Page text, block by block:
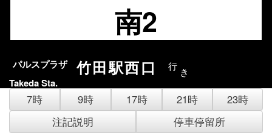
南2
パルスプラザ 竹田駅西口 行 き
Takeda Sta.
7時 9時 17時 21時
23時
注記説明
停車停留所